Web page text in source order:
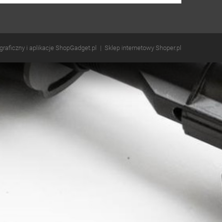
i aplikacje ShopGadget.pl Sklep internetowy Shoper.pl